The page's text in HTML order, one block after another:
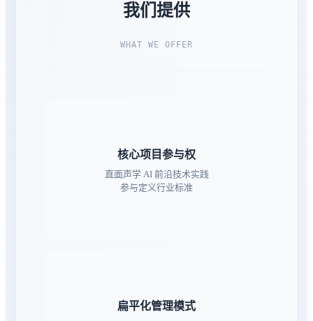
我们提供
WHAT WE OFFER
核心项目参与权
直面声学 AI 前沿技术实践
参与定义行业标准
扁平化管理模式